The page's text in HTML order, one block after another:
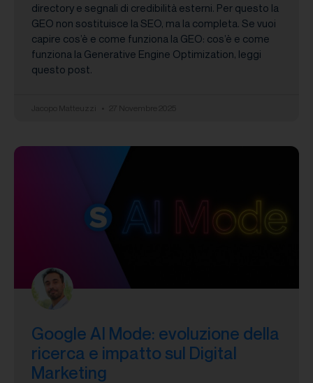
directory e segnali di credibilità esterni. Per questo la
GEO non sostituisce la SEO, ma la completa. Se vuoi
capire cos’è e come funziona la GEO: cos’è e come
funziona la Generative Engine Optimization, leggi
questo post.
Google AI Mode: evoluzione della
ricerca e impatto sul Digital
Marketing